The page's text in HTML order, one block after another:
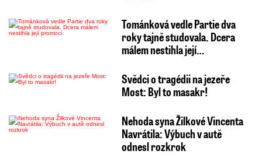
Tománková vedle Partie dva
roky tajně studovala. Dcera
málem nestihla její…
Svědci o tragédii na jezeře
Most: Byl to masakr!
Nehoda syna Žilkové Vincenta
Navrátila: Výbuch v autě
odnesl rozkrok